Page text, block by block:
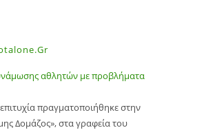
αθλητών με προβλήματα
πραγματοποιήθηκε στην
Δομάζος», στα γραφεία του